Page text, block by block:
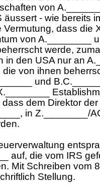
von
äussert - wie bereits
Vermutung, dass die
von A.________
werde,
in den USA nur an
von ihnen
und
dem Direktor
in Z.________/
auf, die vom IRS
Mit Schreiben vom
Stellung.